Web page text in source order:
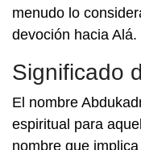
menudo lo
devoción hacia Alá.
Significado
El nombre
espiritual para
nombre que